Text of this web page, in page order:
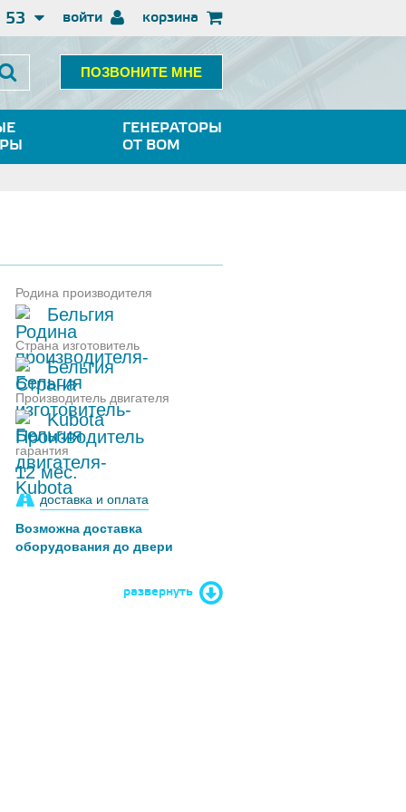
войти
53 корзина
ПОЗВОНИТЕ МНЕ
ГЕНЕРАТОРЫ
ОТ ВОМ
Родина производителя
Бельгия
Страна изготовитель
Бельгия
Производитель двигателя
Kubota
гарантия
12 мес.
доставка и оплата
Возможна доставка
оборудования до двери
развернуть